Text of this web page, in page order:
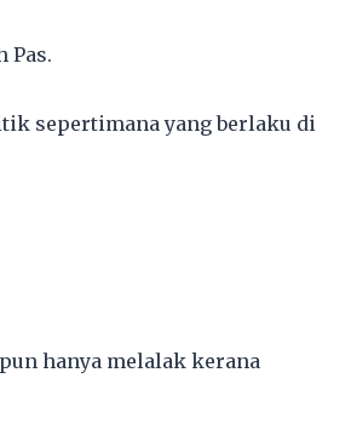
Pas.
sepertimana yang berlaku di
hanya melalak kerana